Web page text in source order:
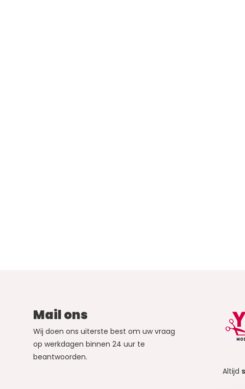
Mail ons
Wij doen ons uiterste best om uw vraag
op werkdagen binnen 24 uur te
beantwoorden.
Altijd